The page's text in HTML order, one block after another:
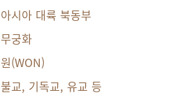
아시아 대륙 북동부
무궁화
원(WON)
불교, 기독교, 유교 등